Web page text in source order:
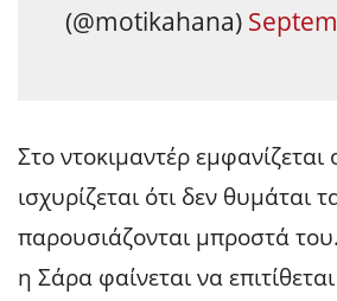
(@motikahana)
Στο ντοκιμαντέρ
ισχυρίζεται ότι δεν θυμάται
παρουσιάζονται μπροστά
η Σάρα φαίνεται να